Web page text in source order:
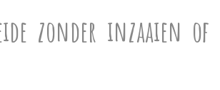
zonder inzaaien of